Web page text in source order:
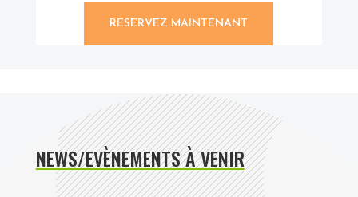
RESERVEZ MAINTENANT
NEWS/EVÈNEMENTS À VENIR